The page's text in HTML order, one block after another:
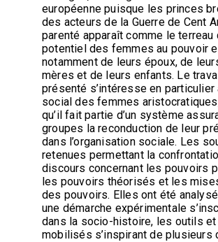
européenne puisque les princes
des acteurs de la Guerre de Cent
parenté apparaît comme le terreau
potentiel des femmes au pouvoir
notamment de leurs époux, de
mères et de leurs enfants. Le
présenté s’intéresse en particulier
social des femmes
qu’il fait partie d’un système
groupes la reconduction de leur
dans l’organisation sociale. Les
retenues permettant la
discours concernant les pouvoirs
les pouvoirs théorisés et les
des pouvoirs. Elles ont été
une démarche expérimentale
dans la socio-histoire, les outils
mobilisés s’inspirant de plusieurs